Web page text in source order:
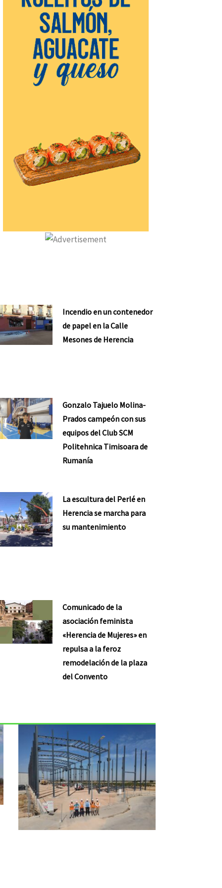
Incendio en un contenedor
de papel en la Calle
Mesones de Herencia
Gonzalo Tajuelo Molina-
Prados campeón con sus
equipos del Club SCM
Politehnica Timisoara de
Rumanía
La escultura del Perlé en
Herencia se marcha para
su mantenimiento
Comunicado de la
asociación feminista
«Herencia de Mujeres» en
repulsa a la feroz
remodelación de la plaza
del Convento